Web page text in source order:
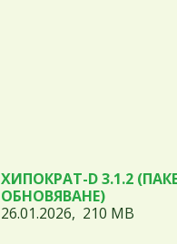
ХИПОКРАТ-D 3.1.2
ОБНОВЯВАНЕ)
26.01.2026, 210 MB